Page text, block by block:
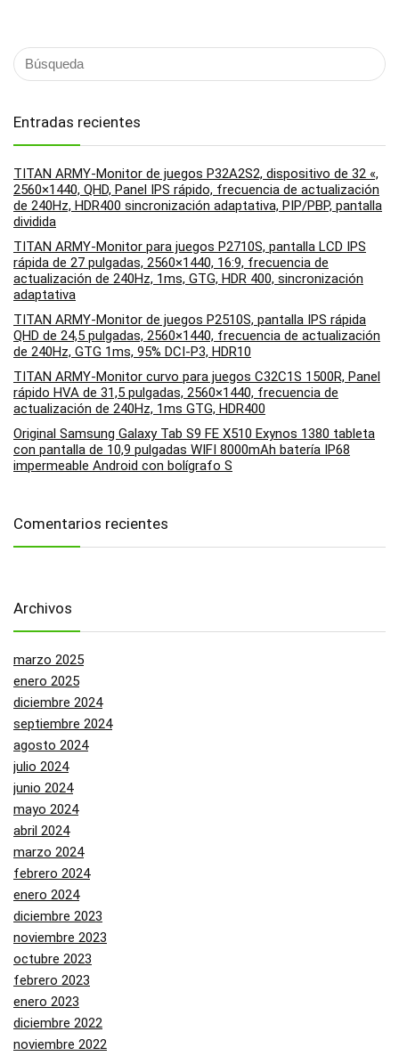
Entradas recientes
TITAN ARMY-Monitor de juegos P32A2S2, dispositivo de 32 «,
2560×1440, QHD, Panel IPS rápido, frecuencia de actualización
de 240Hz, HDR400 sincronización adaptativa, PIP/PBP, pantalla
dividida
TITAN ARMY-Monitor para juegos P2710S, pantalla LCD IPS
rápida de 27 pulgadas, 2560×1440, 16:9, frecuencia de
actualización de 240Hz, 1ms, GTG, HDR 400, sincronización
adaptativa
TITAN ARMY-Monitor de juegos P2510S, pantalla IPS rápida
QHD de 24,5 pulgadas, 2560×1440, frecuencia de actualización
de 240Hz, GTG 1ms, 95% DCI-P3, HDR10
TITAN ARMY-Monitor curvo para juegos C32C1S 1500R, Panel
rápido HVA de 31,5 pulgadas, 2560×1440, frecuencia de
actualización de 240Hz, 1ms GTG, HDR400
Original Samsung Galaxy Tab S9 FE X510 Exynos 1380 tableta
con pantalla de 10,9 pulgadas WIFI 8000mAh batería IP68
impermeable Android con bolígrafo S
Comentarios recientes
Archivos
marzo 2025
enero 2025
diciembre 2024
septiembre 2024
agosto 2024
julio 2024
junio 2024
mayo 2024
abril 2024
marzo 2024
febrero 2024
enero 2024
diciembre 2023
noviembre 2023
octubre 2023
febrero 2023
enero 2023
diciembre 2022
noviembre 2022